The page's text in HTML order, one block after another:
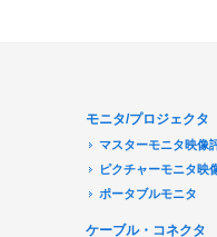
モニタ/プロジェクタ
マスターモニタ映像
ピクチャーモニタ映
ポータブルモニタ
ケーブル・コネクタ